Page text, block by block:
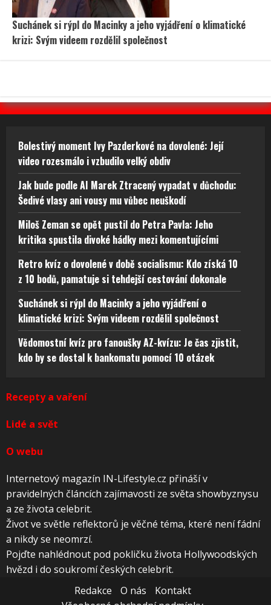
Suchánek si rýpl do Macinky a jeho vyjádření o klimatické
krizi: Svým videem rozdělil společnost
Bolestivý moment Ivy Pazderkové na dovolené: Její
video rozesmálo i vzbudilo velký obdiv
Jak bude podle AI Marek Ztracený vypadat v důchodu:
Šedivé vlasy ani vousy mu vůbec neuškodí
Miloš Zeman se opět pustil do Petra Pavla: Jeho
kritika spustila divoké hádky mezi komentujícími
Retro kvíz o dovolené v době socialismu: Kdo získá 10
z 10 bodů, pamatuje si tehdejší cestování dokonale
Suchánek si rýpl do Macinky a jeho vyjádření o
klimatické krizi: Svým videem rozdělil společnost
Vědomostní kvíz pro fanoušky AZ-kvízu: Je čas zjistit,
kdo by se dostal k bankomatu pomocí 10 otázek
Recepty a vaření
Lidé a svět
O webu
Internetový magazín IN-Lifestyle.cz přináší v
pravidelných článcích zajímavosti ze světa showbyznysu
a ze života celebrit.
Život ve světle reflektorů je věčné téma, které není fádní
a nikdy se neomrzí.
Pojďte nahlédnout pod pokličku života Hollywoodských
hvězd i do soukromí českých celebrit.
Redakce
O nás
Kontakt